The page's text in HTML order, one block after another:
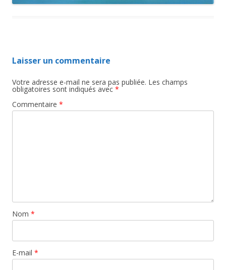
Laisser un commentaire
Votre adresse e-mail ne sera pas publiée. Les champs
obligatoires sont indiqués avec *
Commentaire *
Nom *
E-mail *